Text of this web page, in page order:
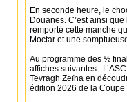
En seconde heure, le
Douanes. C’est ainsi
remporté cette manche
Moctar et une
Au programme des ½
affiches suivantes :
Tevragh Zeïna en
édition 2026 de la Coupe